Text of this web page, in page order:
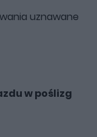
uznawane
w poślizg